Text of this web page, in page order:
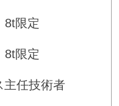
8t限定
8t限定
任技術者